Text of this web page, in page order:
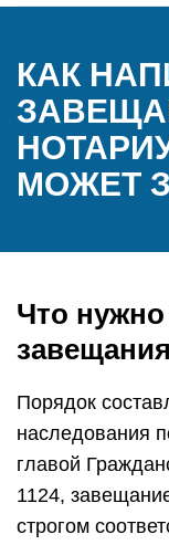
КАК
МОЖЕТ
Что нужно
завещания
Порядок
наследования
главой
1124,
строгом